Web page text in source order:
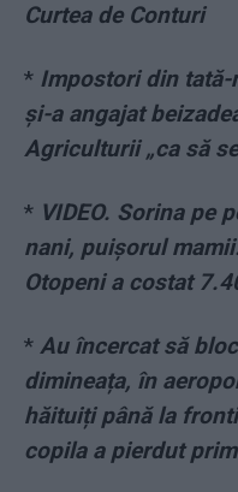
Curtea de Conturi
* Impostori din tată-
și-a angajat
Agriculturii „ca să
* VIDEO. Sorina pe
nani, puișorul
Otopeni a costat
* Au încercat să
dimineața, în
hăituiți până la
copila a pierdut